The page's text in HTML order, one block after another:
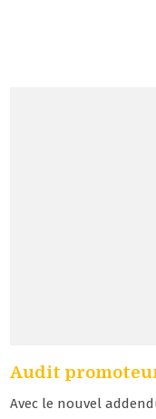
Audit
Avec le nouvel